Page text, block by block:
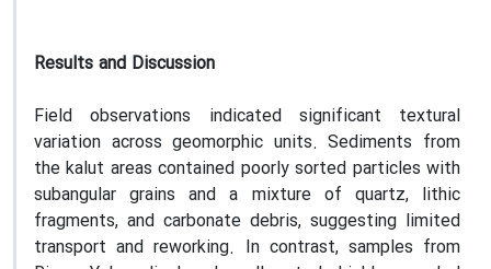
Results and Discussion
Field observations indicated significant textural
variation across geomorphic units. Sediments from
the kalut areas contained poorly sorted particles with
subangular grains and a mixture of quartz, lithic
fragments, and carbonate debris, suggesting limited
transport and reworking. In contrast, samples from